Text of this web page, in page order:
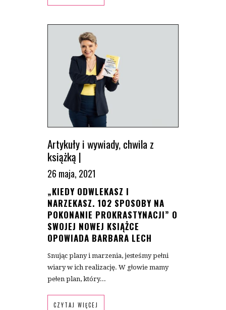
Artykuły i wywiady,chwila z
książką |
26 maja, 2021
„KIEDY ODWLEKASZ I
NARZEKASZ. 102 SPOSOBY NA
POKONANIE PROKRASTYNACJI” O
SWOJEJ NOWEJ KSIĄŻCE
OPOWIADA BARBARA LECH
Snując plany i marzenia, jesteśmy pełni
wiary w ich realizację. W głowie mamy
pełen plan, który...
CZYTAJ WIĘCEJ